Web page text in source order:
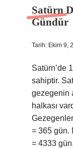
Satürn
Gündür
Tarih: Ekim 9,
Satürn’de
sahiptir.
gezegenin
halkası
= 365 gün.
= 4333